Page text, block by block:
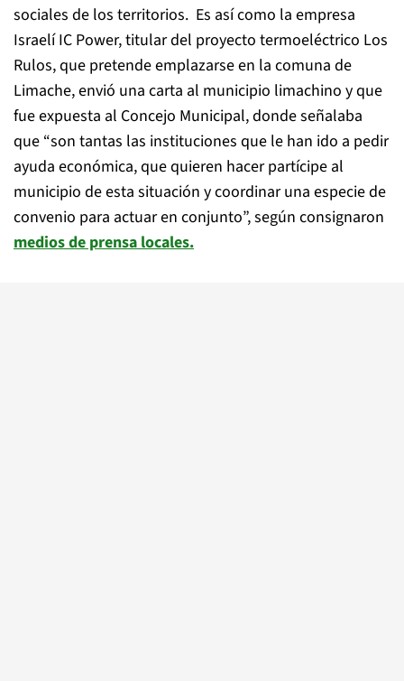
sociales de los territorios. Es así como la empresa
Israelí IC Power, titular del proyecto termoeléctrico Los
Rulos, que pretende emplazarse en la comuna de
Limache, envió una carta al municipio limachino y que
fue expuesta al Concejo Municipal, donde señalaba
que “son tantas las instituciones que le han ido a pedir
ayuda económica, que quieren hacer partícipe al
municipio de esta situación y coordinar una especie de
convenio para actuar en conjunto”, según consignaron
medios de prensa locales.